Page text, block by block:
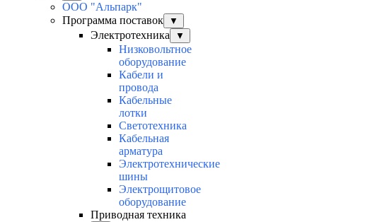
ООО "Альпарк"
Программа поставок
▼
Электротехника ▼
Низковольтное
оборудование
Кабели и
провода
Кабельные
лотки
Светотехника
Кабельная
арматура
Электротехнические
шины
Электрощитовое
оборудование
Приводная техника